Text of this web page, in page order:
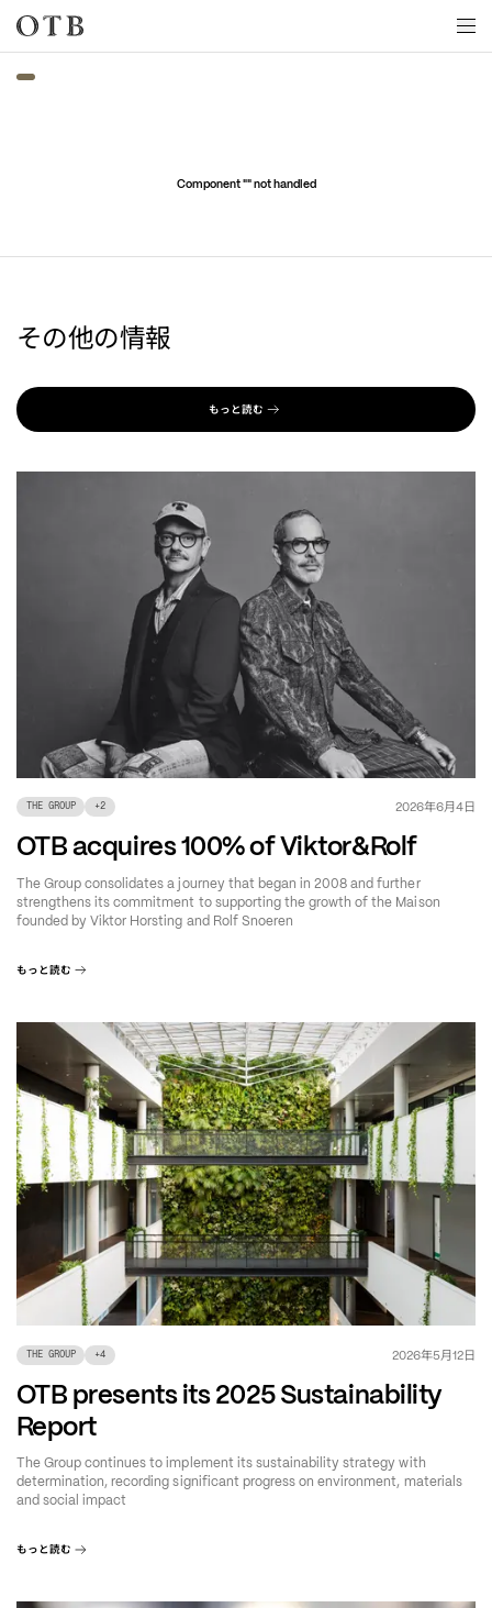
Skip to main content
Component "" not handled
その他の情報
もっと読む
THE GROUP +2 2026年6月4日
OTB acquires 100% of Viktor&Rolf
The Group consolidates a journey that began in 2008 and further
strengthens its commitment to supporting the growth of the Maison
founded by Viktor Horsting and Rolf Snoeren
もっと読む
THE GROUP +4 2026年5月12日
OTB presents its 2025 Sustainability
Report
The Group continues to implement its sustainability strategy with
determination, recording significant progress on environment, materials
and social impact
もっと読む